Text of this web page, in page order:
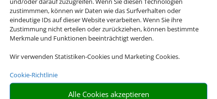
zustimmmen, können wir Daten wie das Surfverhalten oder
eindeutige IDs auf dieser Website verarbeiten. Wenn Sie ihre
Zustimmung nicht erteilen oder zurückziehen, können bestimmte
Merkmale und Funktionen beeinträchtigt werden.
Wir verwenden Statistiken-Cookies und Marketing Cookies.
Cookie-Richtlinie
Alle Cookies akzeptieren